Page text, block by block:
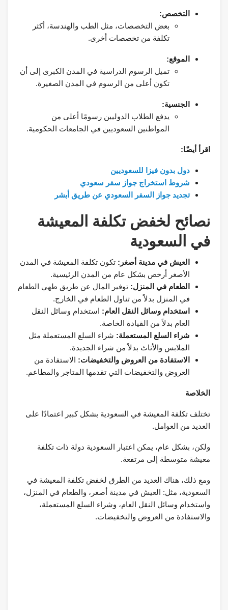
التخصص:
بعض التخصصات، مثل الطب والهندسة، أكثر
تكلفة من تخصصات أخرى.
الموقع:
تميل الرسوم الدراسية في المدن الكبرى إلى أن
تكون أعلى من الرسوم في المدن الصغيرة.
الجنسية:
يدفع الطلاب الدوليين رسومًا أعلى من
المواطنين السعوديين في الجامعات الحكومية.
اقرأ أيضًا:
دول بدون فيزا للسعوديين
شروط استخراج جواز سفر سعودي
تجديد جواز السفر السعودي عن طريق أبشر
نصائح لخفض تكلفة المعيشة
في السعودية
العيش في مدينة أصغر: تكون تكلفة المعيشة في المدن
الأصغر أرخص بشكل عام من المدن الرئيسية.
الطعام في المنزل: توفير المال عن طريق طهي الطعام
في المنزل بدلاً من تناول الطعام في الخارج.
استخدام وسائل النقل العام: استخدام وسائل النقل
العام بدلاً من القيادة الخاصة.
شراء السلع المستعملة: شراء السلع المستعملة مثل
الملابس والأثاث بدلاً من شراء الجديدة.
الاستفادة من العروض والتخفيضات: الاستفادة من
العروض والتخفيضات التي تقدمها المتاجر والمطاعم.
الخلاصة
تختلف تكلفة المعيشة في السعودية بشكل كبير اعتمادًا على
العديد من العوامل.
ولكن، بشكل عام، يمكن اعتبار السعودية دولة ذات تكلفة
معيشة متوسطة إلى مرتفعة.
ومع ذلك، هناك العديد من الطرق لخفض تكلفة المعيشة في
السعودية، مثل: العيش في مدينة أصغر، والطعام في المنزل،
واستخدام وسائل النقل العام، وشراء السلع المستعملة،
والاستفادة من العروض والتخفيضات.